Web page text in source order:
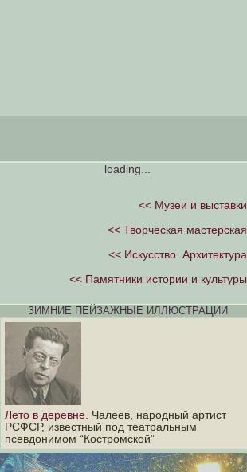
loading...
<< Музеи и выставки
<< Творческая мастерская
<< Искусство. Архитектура
<< Памятники истории и культуры
ЗИМНИЕ ПЕЙЗАЖНЫЕ ИЛЛЮСТРАЦИИ
Лето в деревне . Чалеев, народный артист
РСФСР, известный под театральным
псевдонимом “Костромской”